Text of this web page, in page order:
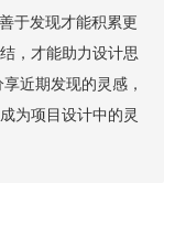
于发现才能积累更
，才能助力设计思
近期发现的灵感，
为项目设计中的灵